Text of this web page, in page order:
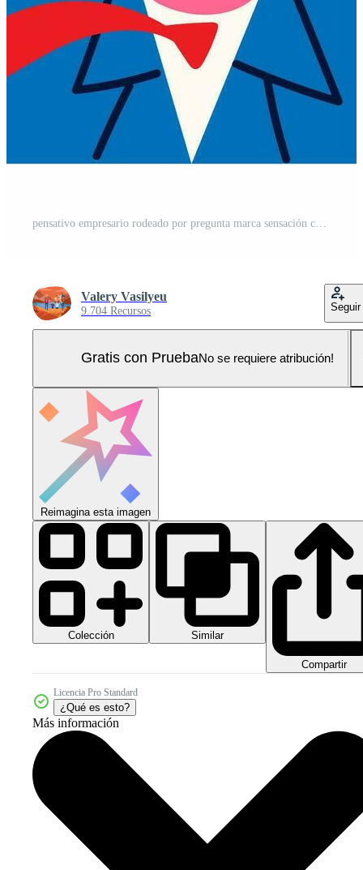
Valery Vasilyeu
9.704 Recursos Seguir
Gratis con PruebaNo se requiere atribución!
Reimagina esta imagen
Colección Similar
Compartir
Licencia Pro Standard
¿Qué es esto?
Más información